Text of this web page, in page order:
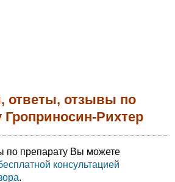
ответы, отзывы по
Гроприносин-Рихтер
по препарату Вы можете
консультацией
.